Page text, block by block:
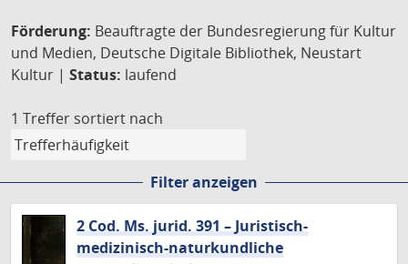
Förderung: Beauftragte der Bundesregierung für Kultur
und Medien, Deutsche Digitale Bibliothek, Neustart
Kultur | Status: laufend
1 Treffer sortiert nach
Filter anzeigen
2 Cod. Ms. jurid. 391 – Juristisch-
medizinisch-naturkundliche